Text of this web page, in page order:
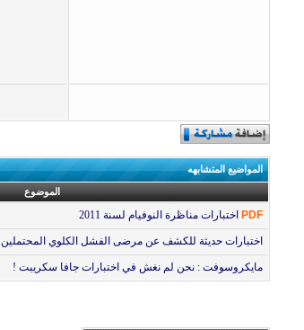
المواضيع المتشابهه
الموضوع
PDF اختبارات مناظرة النوفيام لسنة 2011
اختبارات حديثة للكشف عن مرضى الفشل الكلوي المحتملين
مايكروسوفت : نحن لم نغش في اختبارات جافا سكريبت !